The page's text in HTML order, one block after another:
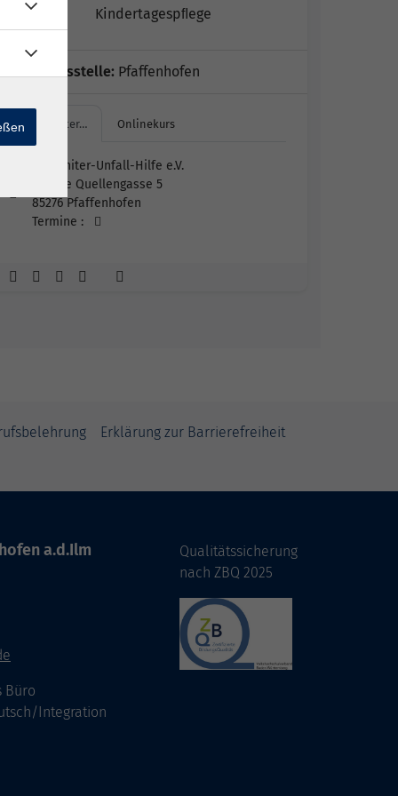
Kindertagespﬂege
Geschäftsstelle: Pfaffenhofen
Johanniter… Onlinekurs
Johanniter-Unfall-Hilfe e.V.
Äußere Quellengasse 5
85276 Pfaffenhofen
Termine :
Erklärung zur Barrierefreiheit
a.d.Ilm
Büro
Integration
Qualitätssicherung
nach ZBQ 2025